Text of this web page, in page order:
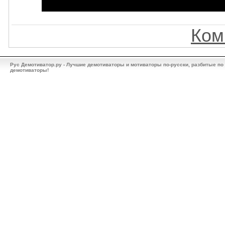
Рус Демотиватор.ру - Лучшие демотиваторы и мотиваторы по-русски, разбитые
демотиваторы!